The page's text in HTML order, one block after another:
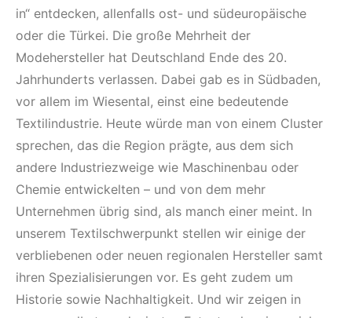
in“ entdecken, allenfalls ost- und südeuropäische
oder die Türkei. Die große Mehrheit der
Modehersteller hat Deutschland Ende des 20.
Jahrhunderts verlassen. Dabei gab es in Südbaden,
vor allem im Wiesental, einst eine bedeutende
Textilindustrie. Heute würde man von einem Cluster
sprechen, das die Region prägte, aus dem sich
andere Industriezweige wie Maschinenbau oder
Chemie entwickelten – und von dem mehr
Unternehmen übrig sind, als manch einer meint. In
unserem Textilschwerpunkt stellen wir einige der
verbliebenen oder neuen regionalen Hersteller samt
ihren Spezialisierungen vor. Es geht zudem um
Historie sowie Nachhaltigkeit. Und wir zeigen in